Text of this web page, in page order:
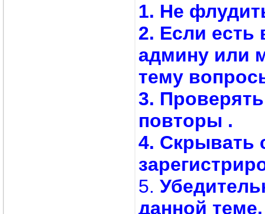
1. Не
2. Если есть
админу или
тему
3.
повторы .
4. Скрывать
5.
данной